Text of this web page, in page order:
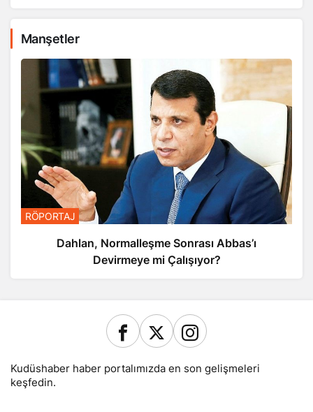
Manşetler
RÖPORTAJ
Dahlan, Normalleşme Sonrası Abbas’ı
Devirmeye mi Çalışıyor?
Kudüshaber haber portalımızda en son gelişmeleri
keşfedin.